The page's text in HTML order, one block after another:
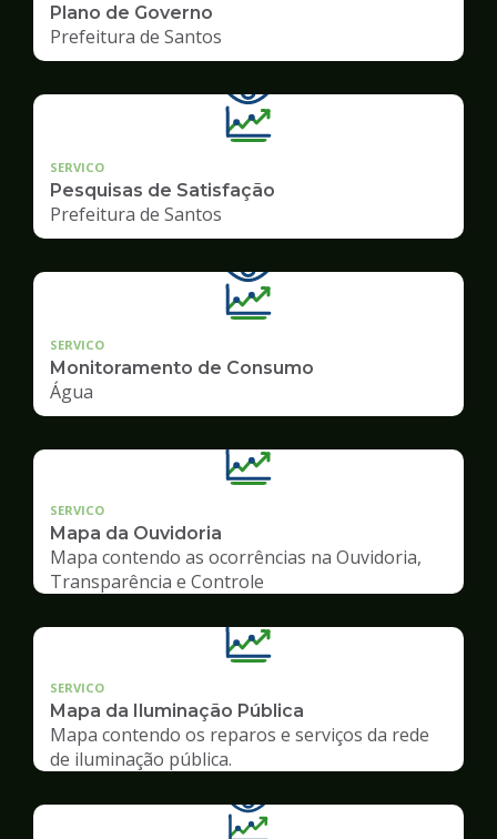
Plano de Governo
Prefeitura de Santos
SERVICO
Pesquisas de Satisfação
Prefeitura de Santos
SERVICO
Monitoramento de Consumo
Água
SERVICO
Mapa da Ouvidoria
Mapa contendo as ocorrências na Ouvidoria,
Transparência e Controle
SERVICO
Mapa da Iluminação Pública
Mapa contendo os reparos e serviços da rede
de iluminação pública.
Ilustração